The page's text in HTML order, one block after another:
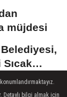
müjdesi
Detaylı bilgi almak için